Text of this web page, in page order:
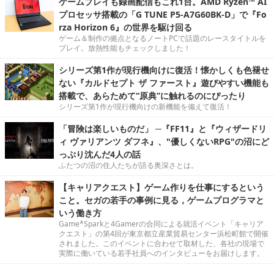
プロセッサ搭載の「G TUNE P5-A7G60BK-D」で『Fo
rza Horizon 6』の世界を駆け回る
ゲーム＆制作の拠点となるノートPCで話題のレースタイトルを
プレイ。放熱性能もチェックしました！
シリーズ第1作が現行機向けに復活！懐かしくも色褪せ
ない『カルドセプト ザ ファースト』遊びやすい機能も
搭載で、あらためて“原典”に触れるのにぴったり
シリーズ第1作が現行機向けの新機能を備えて復活！
「冒険は楽しいものだ」 ─『FF11』と『ウィザードリ
ィ ヴァリアンツ ダフネ』、"優しくないRPG"の沼にど
っぷり沈んだ4人の話
ふたつの沼の住人たちが語る奥深さとは。
【キャリアクエスト】ゲーム作りを仕事にするという
こと。セガの若手の事例に見る，ゲームプログラマと
いう働き方
Game*Sparkと4Gamerの合同による就活イベント「キャリア
クエスト」の第4回が東京都立産業貿易センター浜松町館で開催
されました。このイベントに合わせて取材した、各社の現場で
実際に働いている若手社員へのインタビューをお届けします。